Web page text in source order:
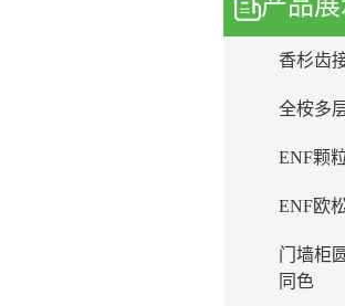
香杉齿
全桉多
ENF颗
ENF欧
门墙柜
同色